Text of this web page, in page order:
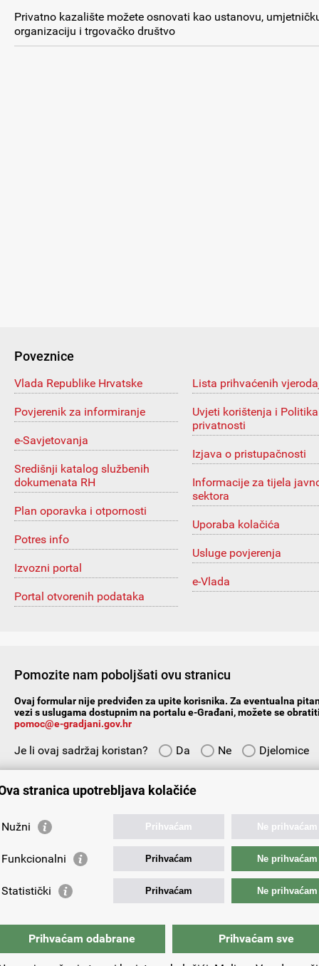
Privatno kazalište možete osnovati kao ustanovu,
organizaciju i trgovačko društvo
Poveznice
Vlada Republike Hrvatske
Povjerenik za informiranje
e-Savjetovanja
Središnji katalog službenih
dokumenata RH
Plan oporavka i otpornosti
Potres info
Izvozni portal
Portal otvorenih podataka
Lista prihvaćenih
Uvjeti korištenja i Politika
privatnosti
Izjava o pristupačnosti
Informacije za tijela
sektora
Uporaba kolačića
Usluge povjerenja
e-Vlada
Pomozite nam poboljšati ovu stranicu
Ovaj formular nije predviđen za upite korisnika. Za eventualna
vezi s uslugama dostupnim na portalu e-Građani, možete se
pomoc@e-gradjani.gov.hr
Je li ovaj sadržaj koristan? Da Ne
Djelomice
stranica upotrebljava kolačiće
Nužni Prihvaćam Ne prihvaćam
Funkcionalni Prihvaćam Ne prihvaćam
Statistički Prihvaćam Ne prihvaćam
Prihvaćam odabrane Prihvaćam sve